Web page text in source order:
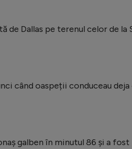
de Dallas pe terenul celor de la
când oaspeții conduceau deja
galben în minutul 86 și a fost